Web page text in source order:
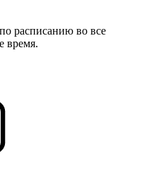
расписанию во все
время.